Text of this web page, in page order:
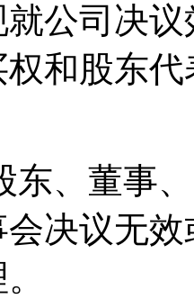
公司决
和股东
东、董事
决议无